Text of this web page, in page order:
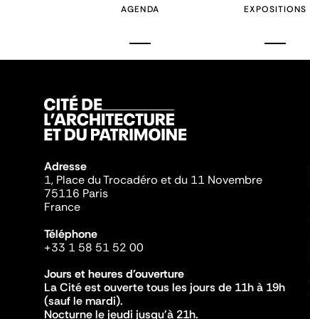
AGENDA EXPOSITIONS
Adresse
1, Place du Trocadéro et du 11 Novembre
75116 Paris
France
Téléphone
+33 1 58 51 52 00
Jours et heures d'ouverture
La Cité est ouverte tous les jours de 11h à 19h
(sauf le mardi).
Nocturne le jeudi jusqu'à 21h.